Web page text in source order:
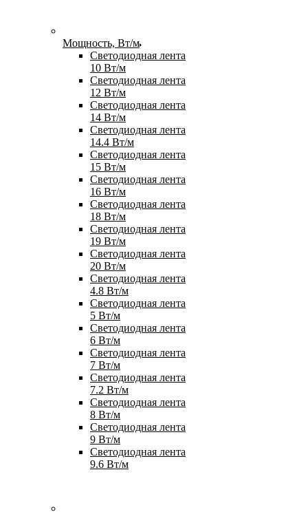
Мощность, Вт/м
Светодиодная лента
10 Вт/м
Светодиодная лента
12 Вт/м
Светодиодная лента
14 Вт/м
Светодиодная лента
14.4 Вт/м
Светодиодная лента
15 Вт/м
Светодиодная лента
16 Вт/м
Светодиодная лента
18 Вт/м
Светодиодная лента
19 Вт/м
Светодиодная лента
20 Вт/м
Светодиодная лента
4.8 Вт/м
Светодиодная лента
5 Вт/м
Светодиодная лента
6 Вт/м
Светодиодная лента
7 Вт/м
Светодиодная лента
7.2 Вт/м
Светодиодная лента
8 Вт/м
Светодиодная лента
9 Вт/м
Светодиодная лента
9.6 Вт/м